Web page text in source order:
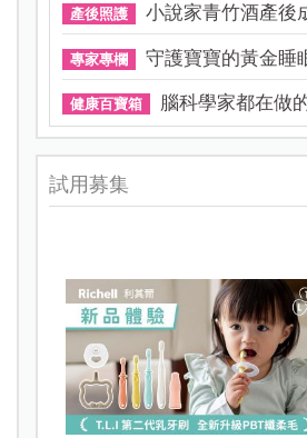
產後照護 小說家青竹酒產後
專家專欄 守護寶寶的黃金睡
健康百寶箱 腦科學家都在做的
試用募集